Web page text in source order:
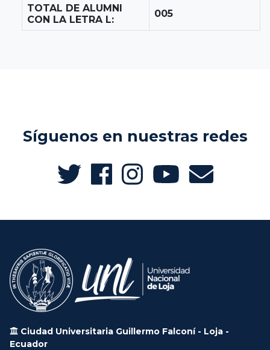
TOTAL DE ALUMNI
CON LA LETRA L:
005
Síguenos en nuestras redes
Ciudad Universitaria Guillermo Falconí - Loja -
Ecuador